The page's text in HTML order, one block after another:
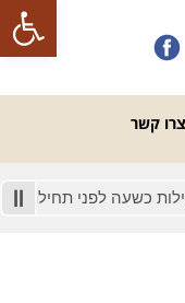
פתח
צרו קשר
כשעה לפני תחילת